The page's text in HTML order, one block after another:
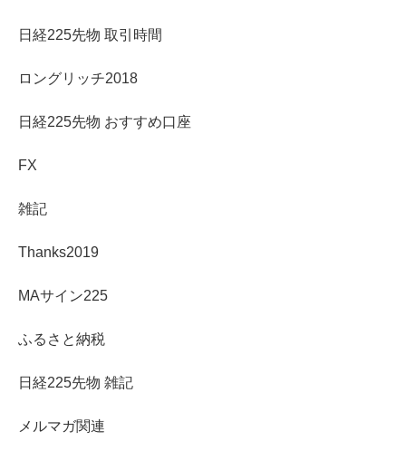
日経225先物 取引時間
ロングリッチ2018
日経225先物 おすすめ口座
FX
雑記
Thanks2019
MAサイン225
ふるさと納税
日経225先物 雑記
メルマガ関連